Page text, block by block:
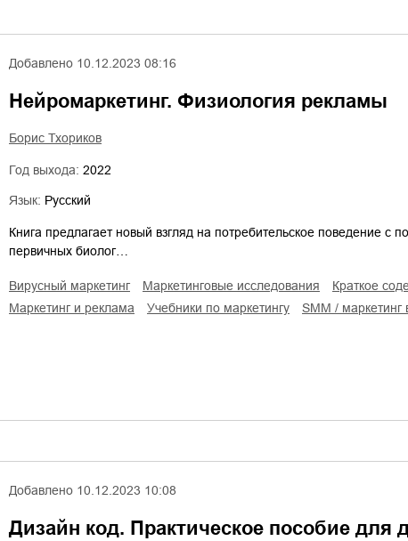
Добавлено 10.12.2023 08:16
Нейромаркетинг. Физиология рекламы
Борис Тхориков
Год выхода: 2022
Язык: Русский
Книга предлагает новый взгляд на потребительское поведение с
первичных биолог…
вирусный маркетинг маркетинговые исследования
краткое
маркетинг и реклама
учебники по маркетингу SMM / маркетинг
Добавлено 10.12.2023 10:08
Дизайн код. Практическое пособие для